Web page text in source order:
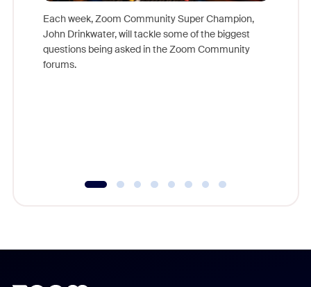
Each week, Zoom Community Super Champion,
John Drinkwater, will tackle some of the biggest
questions being asked in the Zoom Community
forums.